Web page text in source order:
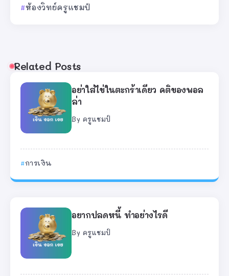
ห้องวิทย์ครูแชมป์
Related Posts
อย่าใส่ไข่ในตะกร้าเดียว คติของพอล
ล่า
By ครูแชมป์
การเงิน
อยากปลดหนี้ ทำอย่างไรดี
By ครูแชมป์